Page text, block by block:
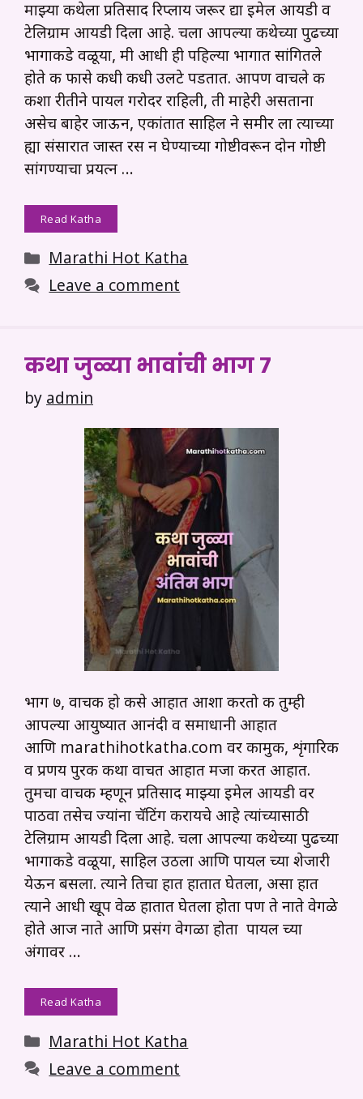
माझ्या कथेला प्रतिसाद रिप्लाय जरूर द्या इमेल आयडी व
टेलिग्राम आयडी दिला आहे. चला आपल्या कथेच्या पुढच्या
भागाकडे वळूया, मी आधी ही पहिल्या भागात सांगितले
होते की फासे कधी कधी उलटे पडतात. आपण वाचले की
कशा रीतीने पायल गरोदर राहिली, ती माहेरी असताना
असेच बाहेर जाऊन, एकांतात साहिल ने समीर ला त्याच्या
ह्या संसारात जास्त रस न घेण्याच्या गोष्टीवरून दोन गोष्टी
सांगण्याचा प्रयत्न …
Read Katha
Categories
Marathi Hot Katha
Leave a comment
कथा जुळ्या भावांची भाग ७
by admin
भाग ७, वाचक हो कसे आहात आशा करतो की तुम्ही
आपल्या आयुष्यात आनंदी व समाधानी आहात
आणि marathihotkatha.com वर कामुक, शृंगारिक
व प्रणय पुरक कथा वाचत आहात मजा करत आहात.
तुमचा वाचक म्हणून प्रतिसाद माझ्या इमेल आयडी वर
पाठवा तसेच ज्यांना चॅटिंग करायचे आहे त्यांच्यासाठी
टेलिग्राम आयडी दिला आहे. चला आपल्या कथेच्या पुढच्या
भागाकडे वळूया, साहिल उठला आणि पायल च्या शेजारी
येऊन बसला. त्याने तिचा हात हातात घेतला, असा हात
त्याने आधी खूप वेळ हातात घेतला होता पण ते नाते वेगळे
होते आज नाते आणि प्रसंग वेगळा होता पायल च्या
अंगावर …
Read Katha
Categories
Marathi Hot Katha
Leave a comment